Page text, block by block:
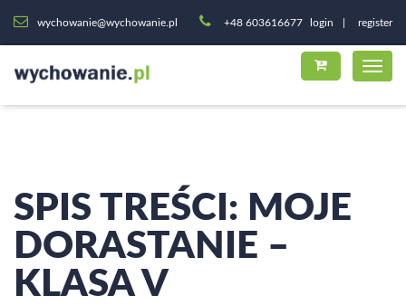
wychowanie@wychowanie.pl +48 603616677 login register
SPIS TREŚCI: MOJE
DORASTANIE –
KLASA V